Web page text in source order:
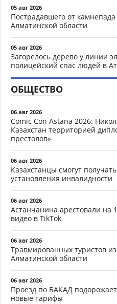
05 авг 2026
Пострадавшего от камнепада
Алматинской области
05 авг 2026
Загорелось дерево у линии
полицейский спас людей в
ОБЩЕСТВО
06 авг 2026
Comic Con Astana 2026:
Казахстан территорией
престолов»
06 авг 2026
Казахстанцы смогут
установления инвалидности
06 авг 2026
Астанчанина арестовали на
видео в TikTok
06 авг 2026
Травмированных туристов
Алматинской области
06 авг 2026
Проезд по БАКАД подорожает
новые тарифы